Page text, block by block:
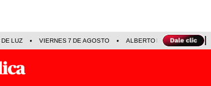
DE LUZ VIERNES 7 DE AGOSTO ALBERTO BENAVIDES